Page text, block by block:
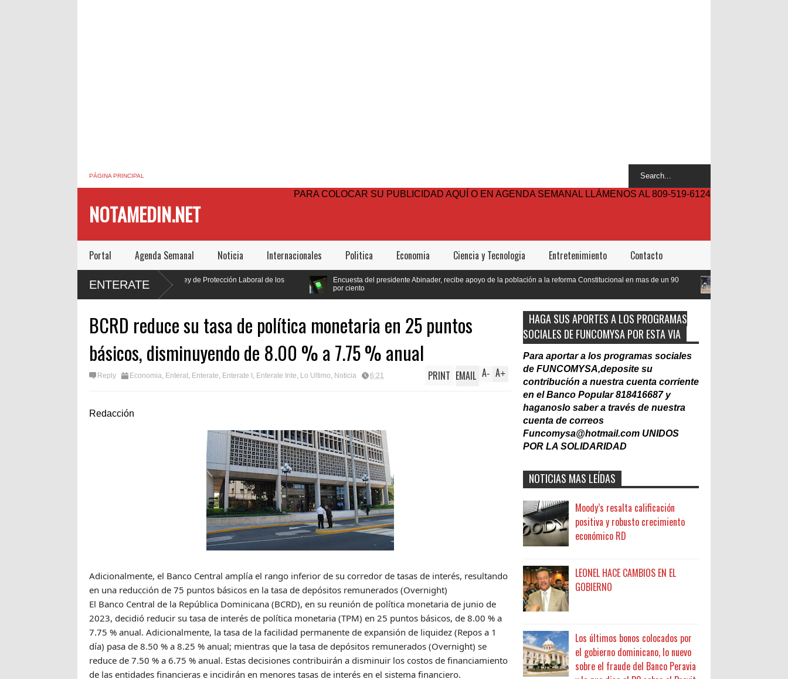
PÁGINA PRINCIPAL
NOTAMEDIN.NET
PARA COLOCAR SU PUBLICIDAD AQUÍ O EN AGENDA SEMANAL LLÁMENOS AL 809-519-6124
Portal Agenda Semanal Noticia Internacionales Politica Economia Ciencia y Tecnologia Entretenimiento Contacto
ENTERATE
hará justicia al promulgar Ley de Protección Laboral de los
Encuesta del presidente Abinader, recibe apoyo de la población a la reforma Constitucional en mas de un 90
Nacionalización del Trabajo, un Muro
BCRD reduce su tasa de política monetaria en 25 puntos
básicos, disminuyendo de 8.00 % a 7.75 % anual
Reply Economia, Enterat, Enterate, Enterate I , Enterate Inte, Lo Ultimo, Noticia 6:21 A+
A-
PRINT EMAIL
Redacción
Adicionalmente, el Banco Central amplía el rango inferior de su corredor de tasas de interés, resultando
en una reducción de 75 puntos básicos en la tasa de depósitos remunerados (Overnight)
El Banco Central de la República Dominicana (BCRD), en su reunión de política monetaria de junio de
2023, decidió reducir su tasa de interés de política monetaria (TPM) en 25 puntos básicos, de 8.00 % a
7.75 % anual. Adicionalmente, la tasa de la facilidad permanente de expansión de liquidez (Repos a 1
día) pasa de 8.50 % a 8.25 % anual; mientras que la tasa de depósitos remunerados (Overnight) se
reduce de 7.50 % a 6.75 % anual. Estas decisiones contribuirán a disminuir los costos de financiamiento
de las entidades financieras e incidirán en menores tasas de interés en el sistema financiero.
HAGA SUS APORTES A LOS PROGRAMAS
SOCIALES DE FUNCOMYSA POR ESTA VIA
Para aportar a los programas sociales
de FUNCOMYSA,deposite su
contribución a nuestra cuenta corriente
en el Banco Popular 818416687 y
haganoslo saber a través de nuestra
cuenta de correos
Funcomysa@hotmail.com UNIDOS
POR LA SOLIDARIDAD
NOTICIAS MAS LEÍDAS
Moody’s resalta calificación
positiva y robusto crecimiento
económico RD
LEONEL HACE CAMBIOS EN EL
GOBIERNO
Los últimos bonos colocados por
el gobierno dominicano, lo nuevo
sobre el fraude del Banco Peravia